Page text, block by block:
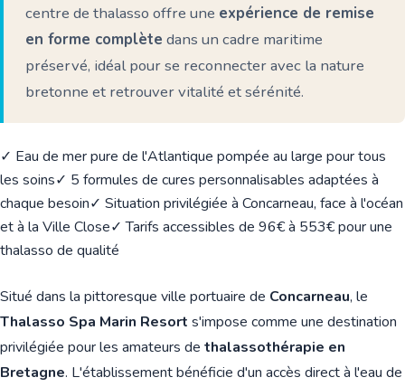
centre de thalasso offre une expérience de remise
en forme complète dans un cadre maritime
préservé, idéal pour se reconnecter avec la nature
bretonne et retrouver vitalité et sérénité.
✓ Eau de mer pure de l'Atlantique pompée au large pour tous
les soins✓ 5 formules de cures personnalisables adaptées à
chaque besoin✓ Situation privilégiée à Concarneau, face à l'océan
et à la Ville Close✓ Tarifs accessibles de 96€ à 553€ pour une
thalasso de qualité
Situé dans la pittoresque ville portuaire de Concarneau, le
Thalasso Spa Marin Resort s'impose comme une destination
privilégiée pour les amateurs de thalassothérapie en
Bretagne. L'établissement bénéficie d'un accès direct à l'eau de